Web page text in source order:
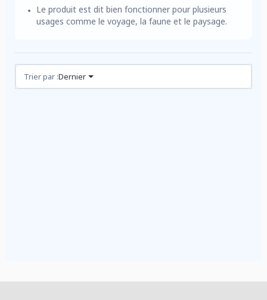
Le produit est dit bien fonctionner pour plusieurs
usages comme le voyage, la faune et le paysage.
Avis (1)
Trier par :Dernier